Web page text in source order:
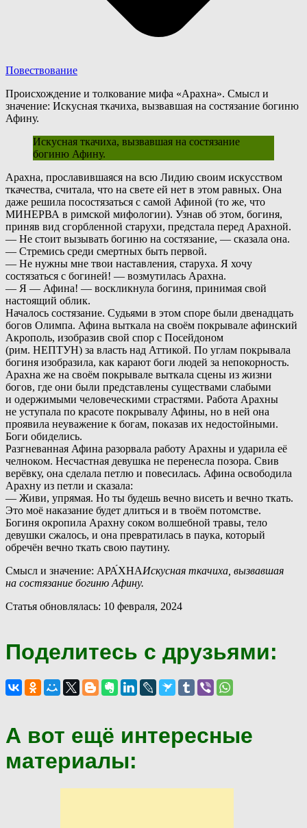
Повествование
Происхождение и толкование мифа «Арахна». Смысл и
значение: Искусная ткачиха, вызвавшая на состязание богиню
Афину.
Искусная ткачиха, вызвавшая на состязание
богиню Афину.
Арахна, прославившаяся на всю Лидию своим искусством
ткачества, считала, что на свете ей нет в этом равных. Она
даже решила посостязаться с самой Афиной (то же, что
МИНЕРВА в римской мифологии). Узнав об этом, богиня,
приняв вид сгорбленной старухи, предстала перед Арахной.
— Не стоит вызывать богиню на состязание, — сказала она.
— Стремись среди смертных быть первой.
— Не нужны мне твои наставления, старуха. Я хочу
состязаться с богиней! — возмутилась Арахна.
— Я — Афина! — воскликнула богиня, принимая свой
настоящий облик.
Началось состязание. Судьями в этом споре были двенадцать
богов Олимпа. Афина выткала на своём покрывале афинский
Акрополь, изобразив свой спор с Посейдоном
(рим. НЕПТУН) за власть над Аттикой. По углам покрывала
богиня изобразила, как карают боги людей за непокорность.
Арахна же на своём покрывале выткала сцены из жизни
богов, где они были представлены существами слабыми
и одержимыми человеческими страстями. Работа Арахны
не уступала по красоте покрывалу Афины, но в ней она
проявила неуважение к богам, показав их недостойными.
Боги обиделись.
Разгневанная Афина разорвала работу Арахны и ударила её
челноком. Несчастная девушка не перенесла позора. Свив
верёвку, она сделала петлю и повесилась. Афина освободила
Арахну из петли и сказала:
— Живи, упрямая. Но ты будешь вечно висеть и вечно ткать.
Это моё наказание будет длиться и в твоём потомстве.
Богиня окропила Арахну соком волшебной травы, тело
девушки сжалось, и она превратилась в паука, который
обречён вечно ткать свою паутину.
Смысл и значение: АРА́ХНАИскусная ткачиха, вызвавшая
на состязание богиню Афину.
Статья обновлялась: 10 февраля, 2024
Поделитесь с друзьями:
А вот ещё интересные
материалы: